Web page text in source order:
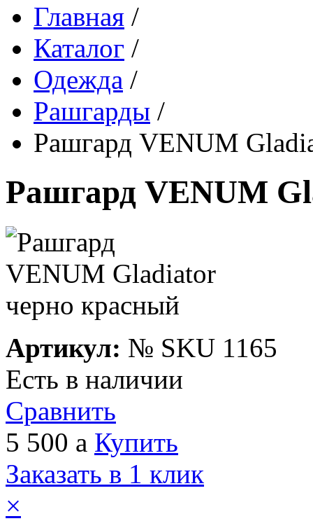
Главная /
Каталог /
Одежда /
Рашгарды /
Рашгард VENUM
Рашгард VENUM
Артикул: № SKU 1165
Есть в наличии
Сравнить
5 500 a Купить
Заказать в 1 клик
×